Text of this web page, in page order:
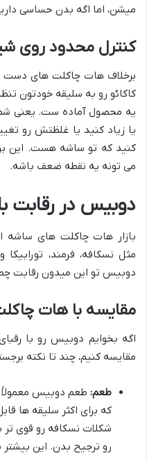
میشن، اما اگه بدن حساسی
کنترل محدود روی
برخلاف هات چاکلت های دست
کاکائو رو به سلیقه خودتون
یه محصول آماده ست. یعنی
یا زیاد کنید یا غلظتش رو
کنید که تو ساشه هست. این
می تونه یه نقطه ضعف باشه.
دوبیس در رقابت
بازار هات چاکلت های ساشه
مثل نسکافه، فرمند،
دوبیس تو این میدون رقابت
مقایسه با هات
اگه بخوایم دوبیس رو با
مقایسه کنیم، چند تا نکته
طعم: طعم دوبیس
که برای اکثر سلیقه ها
شکلات نسکافه رو قوی تر
رو ترجیح بدن. این